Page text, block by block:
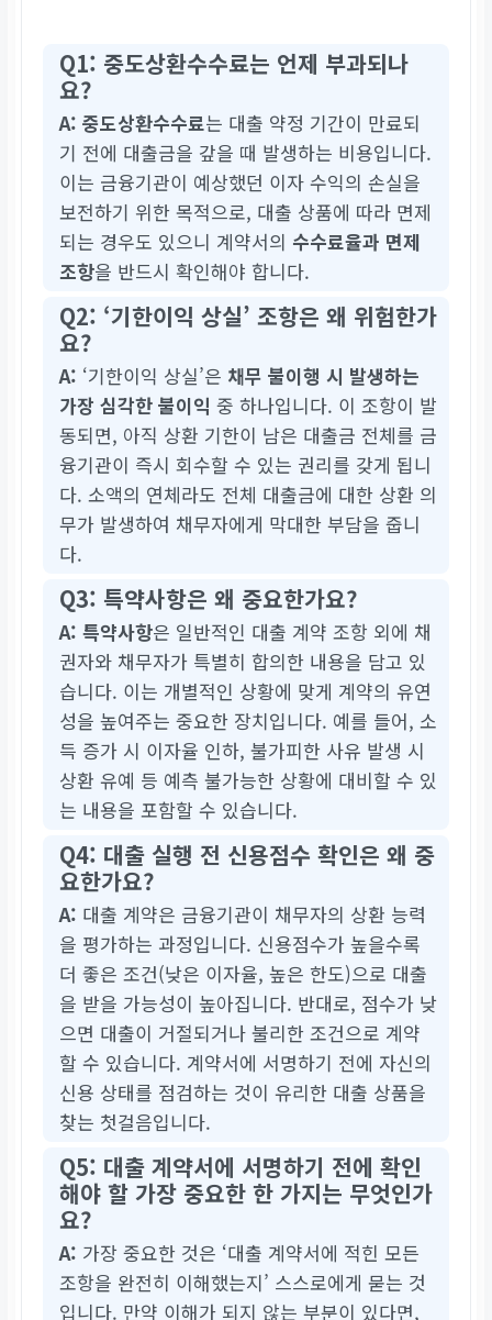
Q1: 중도상환수수료는 언제 부과되나
요?
A: 중도상환수수료는 대출 약정 기간이 만료되
기 전에 대출금을 갚을 때 발생하는 비용입니다.
이는 금융기관이 예상했던 이자 수익의 손실을
보전하기 위한 목적으로, 대출 상품에 따라 면제
되는 경우도 있으니 계약서의 수수료율과 면제
조항을 반드시 확인해야 합니다.
Q2: ‘기한이익 상실’ 조항은 왜 위험한가
요?
A: ‘기한이익 상실’은 채무 불이행 시 발생하는
가장 심각한 불이익 중 하나입니다. 이 조항이 발
동되면, 아직 상환 기한이 남은 대출금 전체를 금
융기관이 즉시 회수할 수 있는 권리를 갖게 됩니
다. 소액의 연체라도 전체 대출금에 대한 상환 의
무가 발생하여 채무자에게 막대한 부담을 줍니
다.
Q3: 특약사항은 왜 중요한가요?
A: 특약사항은 일반적인 대출 계약 조항 외에 채
권자와 채무자가 특별히 합의한 내용을 담고 있
습니다. 이는 개별적인 상황에 맞게 계약의 유연
성을 높여주는 중요한 장치입니다. 예를 들어, 소
득 증가 시 이자율 인하, 불가피한 사유 발생 시
상환 유예 등 예측 불가능한 상황에 대비할 수 있
는 내용을 포함할 수 있습니다.
Q4: 대출 실행 전 신용점수 확인은 왜 중
요한가요?
A: 대출 계약은 금융기관이 채무자의 상환 능력
을 평가하는 과정입니다. 신용점수가 높을수록
더 좋은 조건(낮은 이자율, 높은 한도)으로 대출
을 받을 가능성이 높아집니다. 반대로, 점수가 낮
으면 대출이 거절되거나 불리한 조건으로 계약
할 수 있습니다. 계약서에 서명하기 전에 자신의
신용 상태를 점검하는 것이 유리한 대출 상품을
찾는 첫걸음입니다.
Q5: 대출 계약서에 서명하기 전에 확인
해야 할 가장 중요한 한 가지는 무엇인가
요?
A: 가장 중요한 것은 ‘대출 계약서에 적힌 모든
조항을 완전히 이해했는지’ 스스로에게 묻는 것
입니다. 만약 이해가 되지 않는 부분이 있다면,